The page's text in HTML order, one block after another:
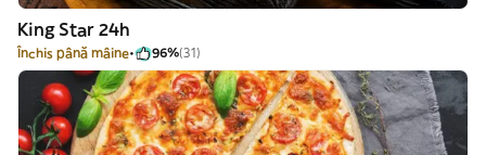
King Star 24h
Închis până mâine 96%(31)